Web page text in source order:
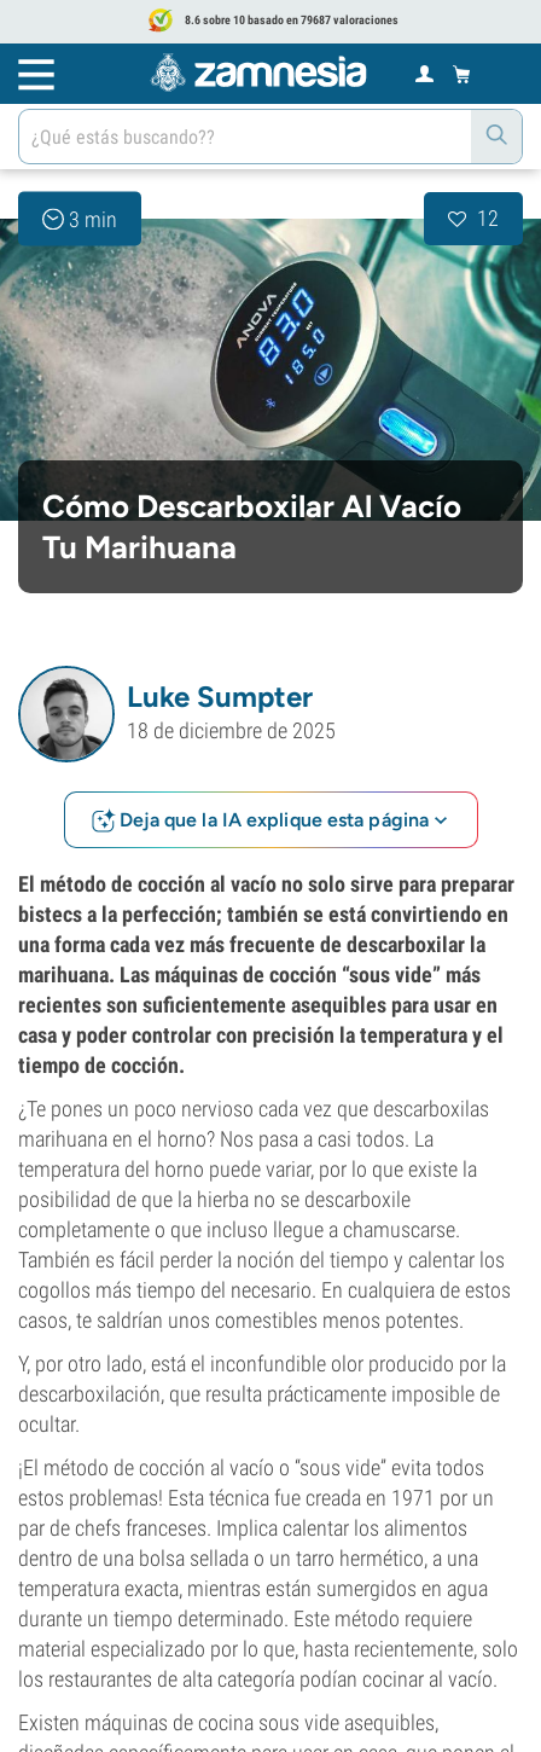
8.6 sobre 10 basado en 79687 valoraciones
3 min 12
Cómo Descarboxilar Al Vacío
Tu Marihuana
Luke Sumpter
18 de diciembre de 2025
Deja que la IA explique esta página
El método de cocción al vacío no solo sirve para preparar
bistecs a la perfección; también se está convirtiendo en
una forma cada vez más frecuente de descarboxilar la
marihuana. Las máquinas de cocción “sous vide” más
recientes son suficientemente asequibles para usar en
casa y poder controlar con precisión la temperatura y el
tiempo de cocción.
¿Te pones un poco nervioso cada vez que descarboxilas
marihuana en el horno? Nos pasa a casi todos. La
temperatura del horno puede variar, por lo que existe la
posibilidad de que la hierba no se descarboxile
completamente o que incluso llegue a chamuscarse.
También es fácil perder la noción del tiempo y calentar los
cogollos más tiempo del necesario. En cualquiera de estos
casos, te saldrían unos comestibles menos potentes.
Y, por otro lado, está el inconfundible olor producido por la
descarboxilación, que resulta prácticamente imposible de
ocultar.
¡El método de cocción al vacío o “sous vide” evita todos
estos problemas! Esta técnica fue creada en 1971 por un
par de chefs franceses. Implica calentar los alimentos
dentro de una bolsa sellada o un tarro hermético, a una
temperatura exacta, mientras están sumergidos en agua
durante un tiempo determinado. Este método requiere
material especializado por lo que, hasta recientemente, solo
los restaurantes de alta categoría podían cocinar al vacío.
Existen máquinas de cocina sous vide asequibles,